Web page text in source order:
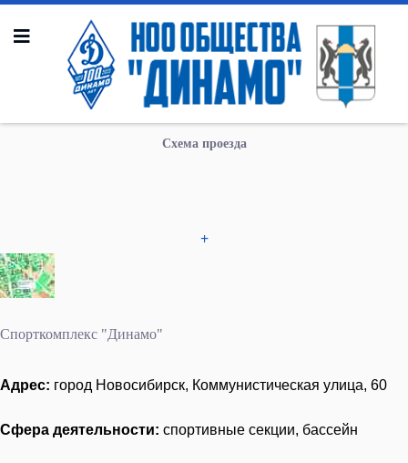
Схема проезда
+
Спорткомплекс "Динамо"
Адрес: город Новосибирск, Коммунистическая улица, 60
Сфера деятельности: спортивные секции, бассейн